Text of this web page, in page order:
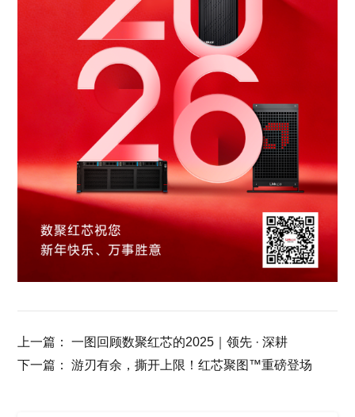
上一篇：
一图回顾数聚红芯的2025｜领先 · 深耕
下一篇：
游刃有余，撕开上限！红芯聚图™重磅登场